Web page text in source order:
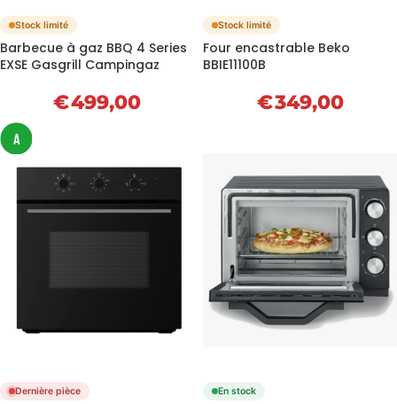
Stock limité
Barbecue à gaz BBQ 4 Series
EXSE Gasgrill Campingaz
€499,00
Stock limité
Four encastrable Beko
BBIE11100B
€349,00
A
Dernière pièce En stock